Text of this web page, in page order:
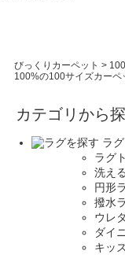
びっくりカーペット >
100%の100サイズカー
カテゴリから
ラグ
ラグ
洗え
円形
撥水
ウレ
ダイ
キッ